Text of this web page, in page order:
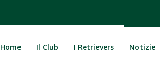
Home Il Club I Retrievers Notizie